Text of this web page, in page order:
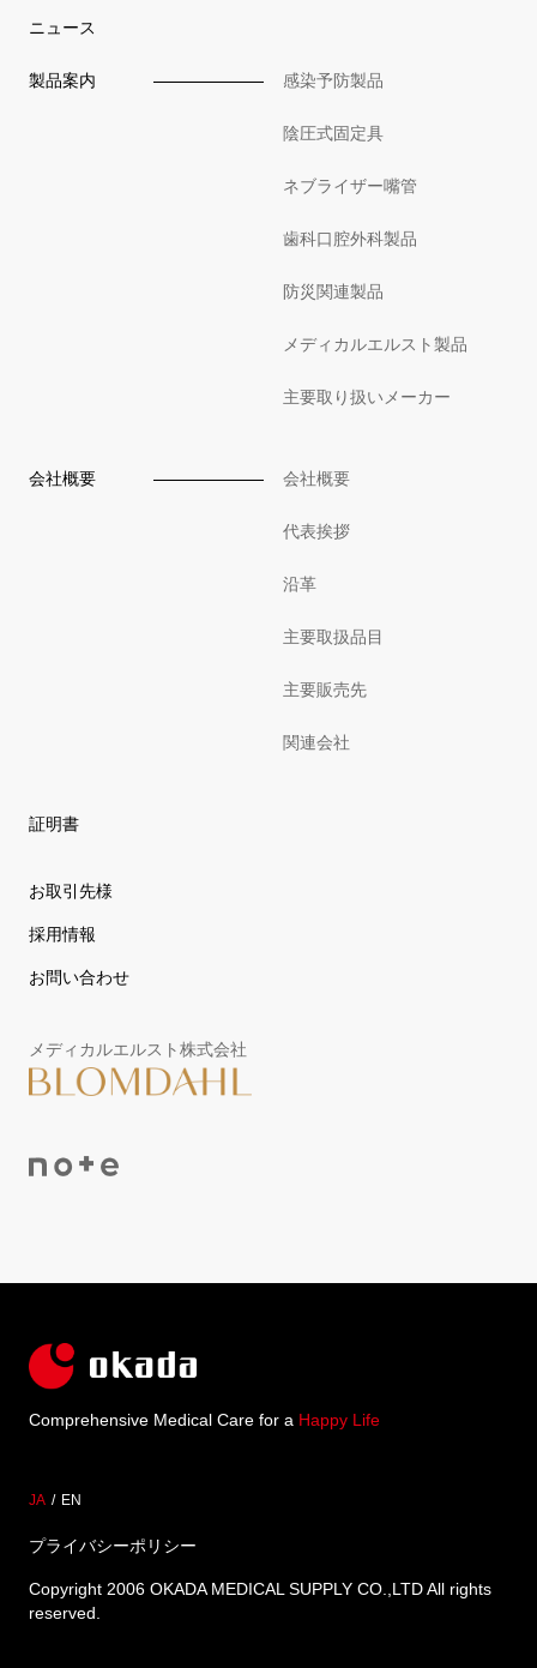
ニュース
製品案内 感染予防製品
陰圧式固定具
ネブライザー嘴管
歯科口腔外科製品
防災関連製品
メディカルエルスト製品
主要取り扱いメーカー
会社概要 会社概要
代表挨拶
沿革
主要取扱品目
主要販売先
関連会社
証明書
お取引先様
採用情報
お問い合わせ
メディカルエルスト株式会社
Comprehensive Medical Care for a Happy Life
プライバシーポリシー
JA EN
Copyright 2006 OKADA MEDICAL SUPPLY CO.,LTD All rights
reserved.